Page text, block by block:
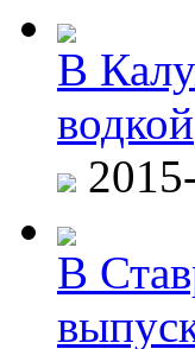
В
водкой
В